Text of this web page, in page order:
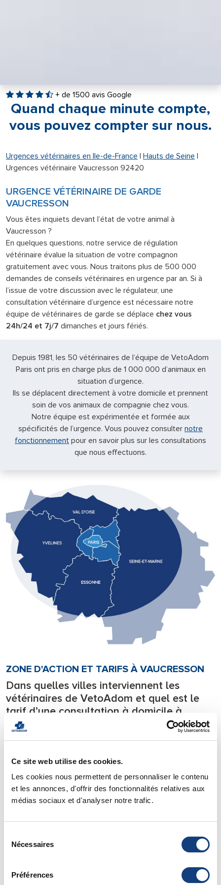
Ce site web utilise des cookies.
Les cookies nous permettent de personnaliser le contenu
et les annonces, d'offrir des fonctionnalités relatives aux
médias sociaux et d'analyser notre trafic.
Nécessaires
Préférences
+ de 1500 avis Google
Quand chaque minute compte,
vous pouvez compter sur nous.
Urgences vétérinaires en Ile-de-France | Hauts de Seine |
Urgences vétérinaire Vaucresson 92420
URGENCE VÉTÉRINAIRE DE GARDE
VAUCRESSON
Vous êtes inquiets devant l’état de votre animal à
Vaucresson ?
En quelques questions, notre service de régulation
vétérinaire évalue la situation de votre compagnon
gratuitement avec vous. Nous traitons plus de 500 000
demandes de conseils vétérinaires en urgence par an. Si à
l’issue de votre discussion avec le régulateur, une
consultation vétérinaire d’urgence est nécessaire notre
équipe de vétérinaires de garde se déplace chez vous
24h/24 et 7j/7 dimanches et jours fériés.
Depuis 1981, les 50 vétérinaires de l’équipe de VetoAdom
Paris ont pris en charge plus de 1 000 000 d’animaux en
situation d’urgence.
Ils se déplacent directement à votre domicile et prennent
soin de vos animaux de compagnie chez vous.
Notre équipe est expérimentée et formée aux
spécificités de l’urgence. Vous pouvez consulter notre
fonctionnement pour en savoir plus sur les consultations
que nous effectuons.
ZONE D'ACTION ET TARIFS À VAUCRESSON
Dans quelles villes interviennent les
vétérinaires de VetoAdom et quel est le
tarif d’une consultation à domicile à
Vaucresson?
Notre équipe de vétérinaires se déplace24h/24sur tous les
Nous intervenons en urgence
7j/7 directement à votre
domicile
avec tout le matériel nécessaire à la prise en
charge des urgences et soignons votre animal de compagnie
d’intervention vous pouvez consulter notre page dezone
et de nos consultations à domicile.